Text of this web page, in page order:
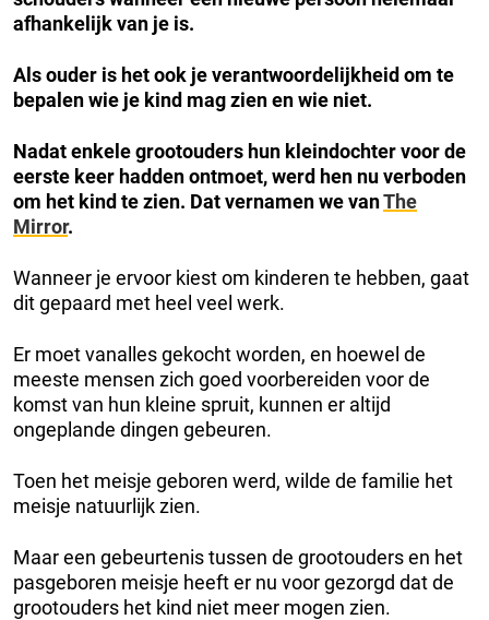
afhankelijk van je is.
Als ouder is het ook je verantwoordelijkheid om te
bepalen wie je kind mag zien en wie niet.
Nadat enkele grootouders hun kleindochter voor de
eerste keer hadden ontmoet, werd hen nu verboden
om het kind te zien. Dat vernamen we vanThe
Mirror.
Wanneer je ervoor kiest om kinderen te hebben, gaat
dit gepaard met heel veel werk.
Er moet vanalles gekocht worden, en hoewel de
meeste mensen zich goed voorbereiden voor de
komst van hun kleine spruit, kunnen er altijd
ongeplande dingen gebeuren.
Toen het meisje geboren werd, wilde de familie het
meisje natuurlijk zien.
Maar een gebeurtenis tussen de grootouders en het
pasgeboren meisje heeft er nu voor gezorgd dat de
grootouders het kind niet meer mogen zien.